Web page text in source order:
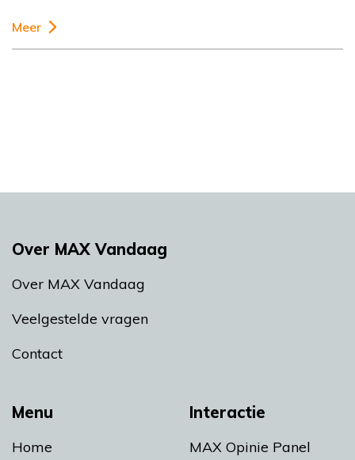
Meer
Menu
Home
Interactie
MAX Opinie Panel
Over MAX Vandaag
Over MAX Vandaag
Veelgestelde vragen
Contact